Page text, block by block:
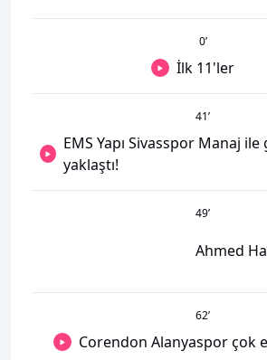
0’
İlk 11'ler
41’
EMS Yapı Sivasspor Manaj
yaklaştı!
49’
Ahmed
62’
Corendon Alanyaspor çok